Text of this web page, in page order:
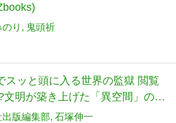
り 鬼頭祈
スッと頭に入る世界の監獄 閲覧
文明が築き上げた「異空間」のす
出版編集部 石塚伸一